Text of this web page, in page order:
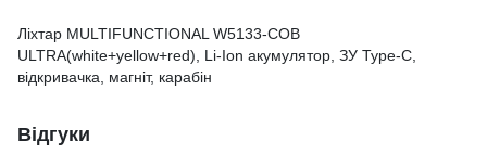
Ліхтар MULTIFUNCTIONAL W5133-COB
ULTRA(white+yellow+red), Li-Ion акумулятор, ЗУ Type-C,
відкривачка, магніт, карабін
Відгуки